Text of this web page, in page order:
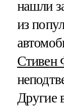
нашли
из
Стивен
Другие